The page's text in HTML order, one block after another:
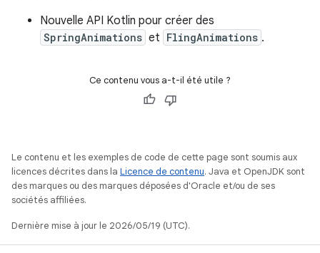
Nouvelle API Kotlin pour créer des
SpringAnimations et FlingAnimations .
Ce contenu vous a-t-il été utile ?
Le contenu et les exemples de code de cette page sont soumis aux
licences décrites dans la Licence de contenu. Java et OpenJDK sont
des marques ou des marques déposées d'Oracle et/ou de ses
sociétés affiliées.
Dernière mise à jour le 2026/05/19 (UTC).